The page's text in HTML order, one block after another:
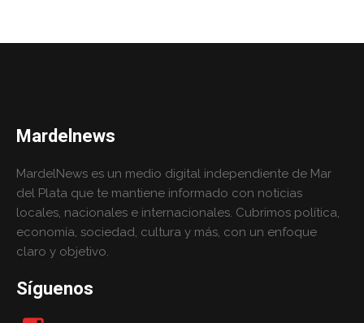
Mardelnews
MardelNews es un medio digital independiente de Mar
del Plata que te mantiene informado con noticias
locales, nacionales e internacionales. Cubrimos política,
economía, sociedad, cultura y más, con un enfoque
claro y objetivo.
Síguenos